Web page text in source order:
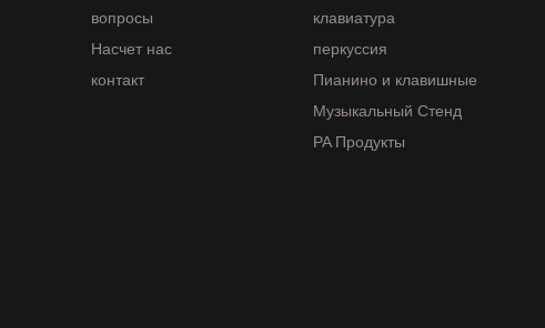
вопросы
Насчет нас
контакт
клавиатура
перкуссия
Пианино и клавишные
Музыкальный Стенд
PA Продукты